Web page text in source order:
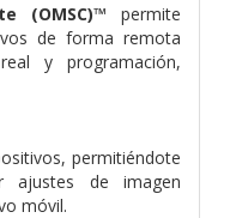
(OMSC)™ permite
de forma remota
y programación,
permitiéndote
ajustes de imagen
móvil.